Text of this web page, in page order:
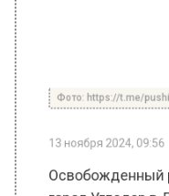
13 ноября 2024, 09:56
город Угледар в
Республике